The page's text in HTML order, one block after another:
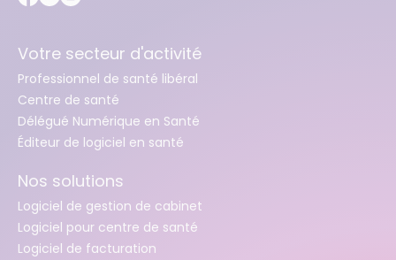
Votre secteur d'activité
Professionnel de santé libéral
Centre de santé
Délégué Numérique en Santé
Éditeur de logiciel en santé
Nos solutions
Logiciel de gestion de cabinet
Logiciel pour centre de santé
Logiciel de facturation